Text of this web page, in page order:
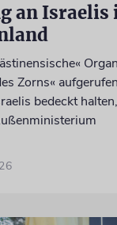
an Israelis
Zorns«
bedeckt